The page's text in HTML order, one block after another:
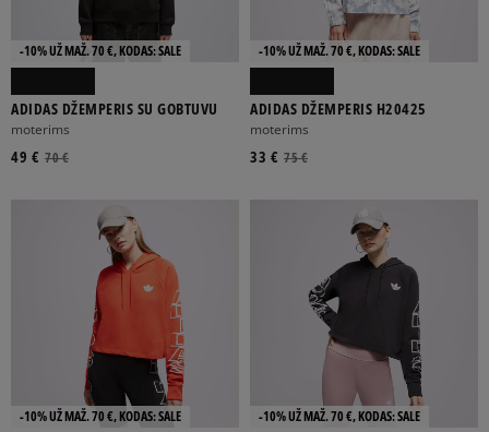
-10% UŽ MAŽ. 70 €, KODAS: SALE
ADIDAS DŽEMPERIS SU GOBTUVU
moterims
70 €
49 €
-10% UŽ MAŽ. 70 €, KODAS: SALE
ADIDAS DŽEMPERIS H20425
moterims
75 €
33 €
-10% UŽ MAŽ. 70 €, KODAS: SALE -10% UŽ MAŽ. 70 €, KODAS: SALE